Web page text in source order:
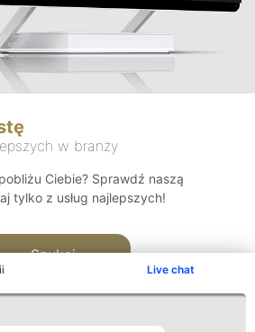
Live chat
w branży
Ciebie? Sprawdź naszą
tylko z usług najlepszych!
Szukaj